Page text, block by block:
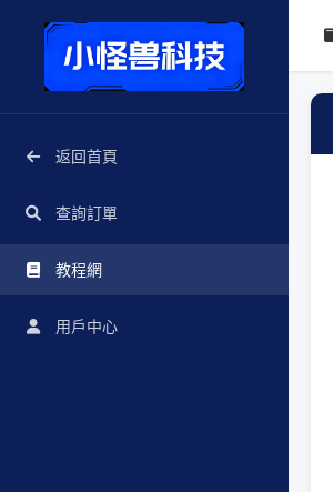
返回首頁
查詢訂單
教程網
用戶中心